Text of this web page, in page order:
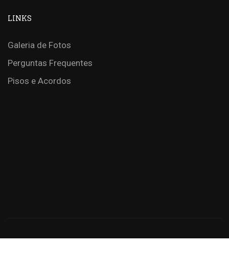
LINKS
Galeria de Fotos
Perguntas Frequentes
Pisos e Acordos